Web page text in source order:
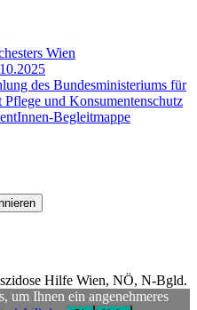
Wien
des Bundesministeriums für
und Konsumentenschutz
Begleitmappe
Hilfe Wien, NÖ, N-Bgld.
um Ihnen ein angenehmeres